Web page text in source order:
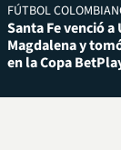
FÚTBOL
Santa Fe venció a
Magdalena y
en la Copa